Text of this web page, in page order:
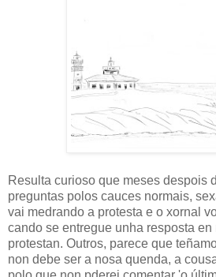
Resulta curioso que meses despois
preguntas polos cauces normais,
vai medrando a protesta e o xornal
cando se entregue unha resposta
protestan. Outros, parece que
non debe ser a nosa quenda, a